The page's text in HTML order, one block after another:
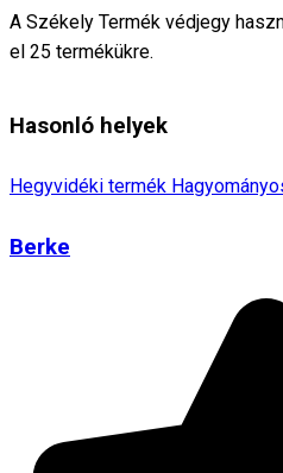
A Székely Termék védjegy
el 25 termékükre.
Hasonló helyek
Hegyvidéki termék
Berke